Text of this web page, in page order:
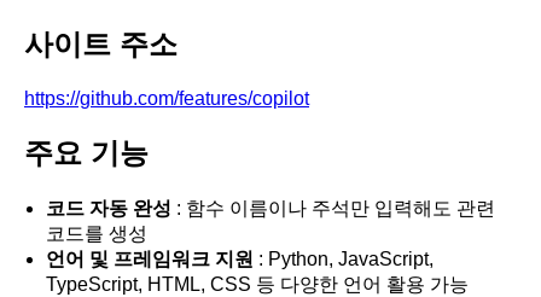
사이트 주소
https://github.com/features/copilot
주요 기능
코드 자동 완성 : 함수 이름이나 주석만 입력해도 관련
코드를 생성
언어 및 프레임워크 지원 : Python, JavaScript,
TypeScript, HTML, CSS 등 다양한 언어 활용 가능